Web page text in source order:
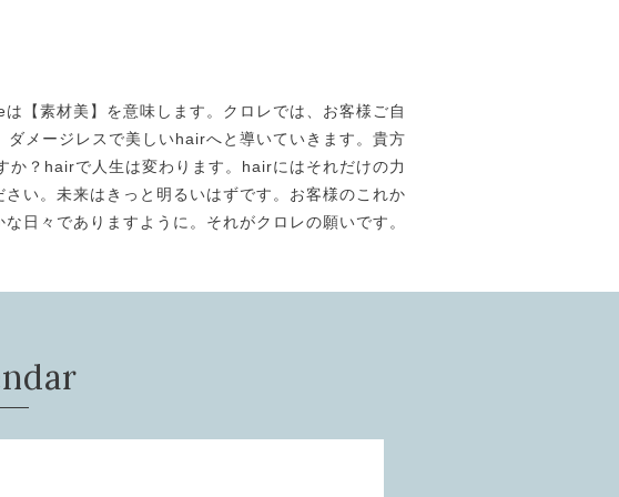
【素材美】を意味します。クロレでは、お客様ご自
メージレスで美しいhairへと導いていきます。貴方
か？hairで人生は変わります。hairにはそれだけの力
い。未来はきっと明るいはずです。お客様のこれか
日々でありますように。それがクロレの願いです。